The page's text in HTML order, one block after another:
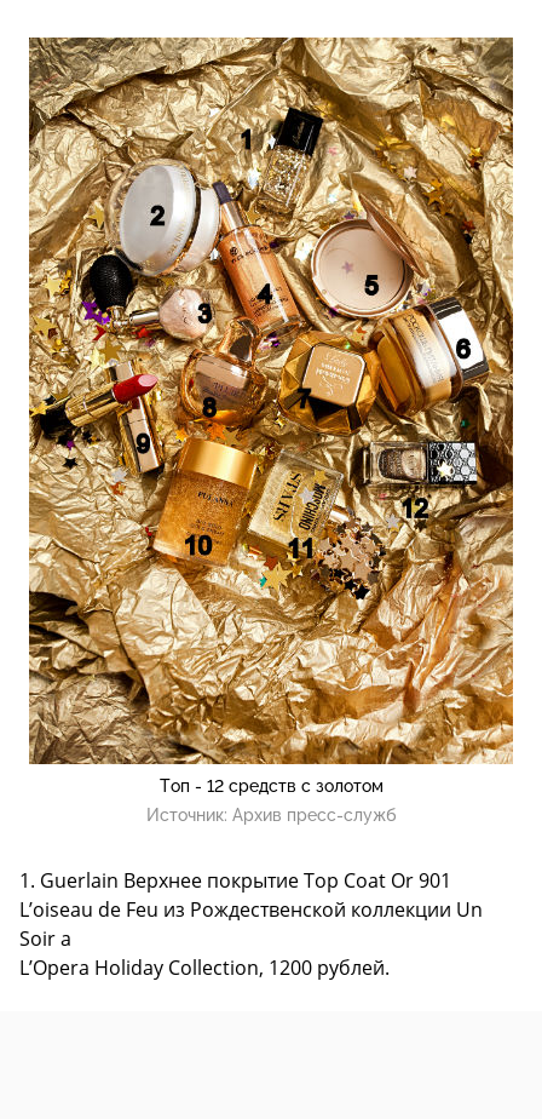
Топ - 12 средств с золотом
Источник: Архив пресс-служб
1. Guerlain Верхнее покрытие Top Coat Or 901
L’oiseau de Feu из Рождественской коллекции Un
Soir a
L’Opera Holiday Collection, 1200 рублей.